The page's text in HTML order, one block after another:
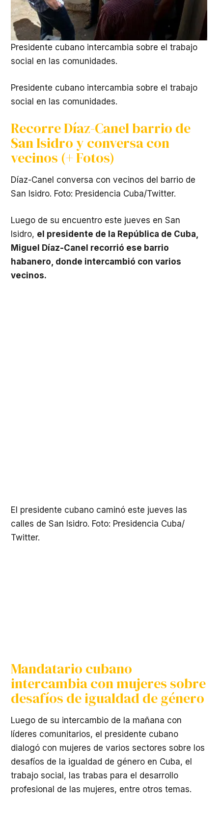
Presidente cubano intercambia sobre el trabajo
social en las comunidades.
Presidente cubano intercambia sobre el trabajo
social en las comunidades.
Recorre Díaz-Canel barrio de
San Isidro y conversa con
vecinos (+ Fotos)
Díaz-Canel conversa con vecinos del barrio de
San Isidro. Foto: Presidencia Cuba/Twitter.
Luego de su encuentro este jueves en San
Isidro, el presidente de la República de Cuba,
Miguel Díaz-Canel recorrió ese barrio
habanero, donde intercambió con varios
vecinos.
El presidente cubano caminó este jueves las
calles de San Isidro. Foto: Presidencia Cuba/
Twitter.
Mandatario cubano
intercambia con mujeres sobre
desafíos de igualdad de género
Luego de su intercambio de la mañana con
líderes comunitarios, el presidente cubano
dialogó con mujeres de varios sectores sobre los
desafíos de la igualdad de género en Cuba, el
trabajo social, las trabas para el desarrollo
profesional de las mujeres, entre otros temas.